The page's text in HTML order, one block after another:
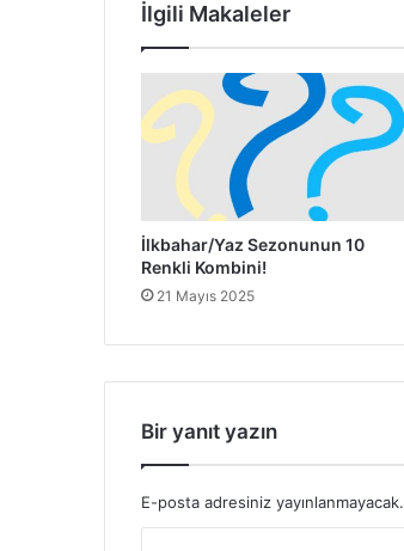
İlgili Makaleler
İlkbahar/Yaz Sezonunun 10
Renkli Kombini!
21 Mayıs 2025
Bir yanıt yazın
E-posta adresiniz yayınlanmayacak.